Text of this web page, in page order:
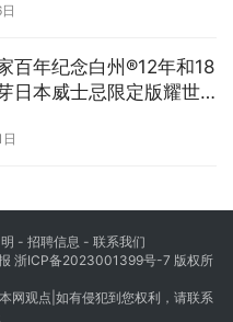
百年纪念白州®12年和18
日本威士忌限定版耀世
- 招聘信息 - 联系我们
浙ICP备2023001399号-7 版权所
网观点|如有侵犯到您权利，请联系